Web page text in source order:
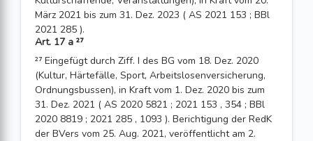
März 2021 bis zum 31. Dez. 2023 ( AS 2021 153 ; BBl
2021 285 ).
Art. 17 a ²⁷
²⁷ Eingefügt durch Ziff. I des BG vom 18. Dez. 2020
(Kultur, Härtefälle, Sport, Arbeits­losenversicherung,
Ordnungsbussen), in Kraft vom 1. Dez. 2020 bis zum
31. Dez. 2021 ( AS 2020 5821 ; 2021 153 , 354 ; BBl
2020 8819 ; 2021 285 , 1093 ). Berichtigung der RedK
der BVers vom 25. Aug. 2021, veröffentlicht am 2.